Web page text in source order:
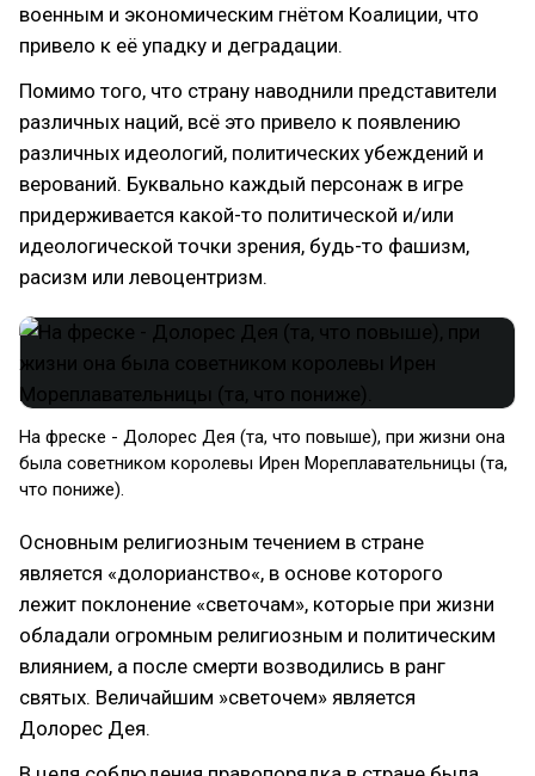
военным и экономическим гнётом Коалиции, что
привело к её упадку и деградации.
Помимо того, что страну наводнили представители
различных наций, всё это привело к появлению
различных идеологий, политических убеждений и
верований. Буквально каждый персонаж в игре
придерживается какой-то политической и/или
идеологической точки зрения, будь-то фашизм,
расизм или левоцентризм.
На фреске - Долорес Дея (та, что повыше), при жизни она
была советником королевы Ирен Мореплавательницы (та,
что пониже).
Основным религиозным течением в стране
является «долорианство«, в основе которого
лежит поклонение «светочам», которые при жизни
обладали огромным религиозным и политическим
влиянием, а после смерти возводились в ранг
святых. Величайшим »светочем» является
Долорес Дея.